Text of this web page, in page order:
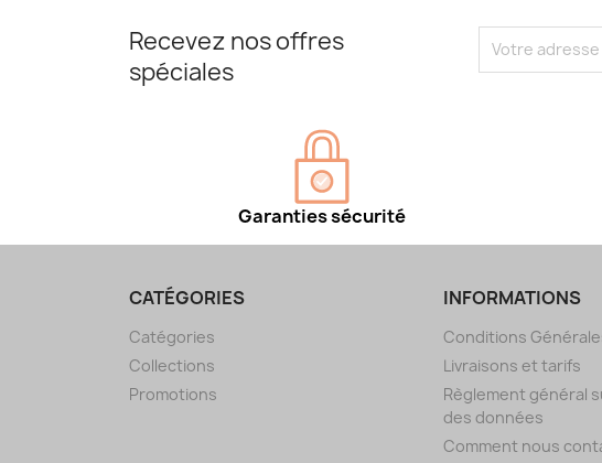
Recevez nos offres
spéciales
Garanties sécurité
CATÉGORIES
Catégories
Collections
Promotions
INFORMATIONS
Conditions
Livraisons et tarifs
Règlement général
des données
Comment nous